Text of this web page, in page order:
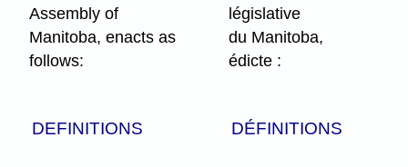
Assembly of
Manitoba, enacts as
follows:
législative
du Manitoba,
édicte :
DEFINITIONS DÉFINITIONS